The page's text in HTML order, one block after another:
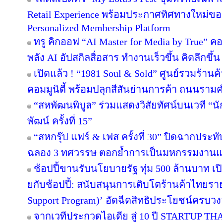
Retail Experience พร้อมประกาศทิศทางใหม่ขอ
Personalized Membership Platform
ทรู คิกออฟ “AI Master for Media by True”
พลัง AI อัปสกิลสื่อสาร ทำงานเร็วขึ้น คิดลึกขึ้
เปิดแล้ว ! “1981 Soul & Sold” ศูนย์รวมร้
คอมมูนิตี้ พร้อมปลุกสีสันย่านการค้า ถนนราม
“สหพัฒนพิบูล” ร่วมแสดงวิสัยทัศน์บนเวที “
พัฒน์ ครั้งที่ 15”
“สหกรุ๊ป แฟร์ & เฟส ครั้งที่ 30” ปิดฉากประ
ฉลอง 3 ทศวรรษ ตอกย้ำการเป็นมหกรรมงา
ช้อปปี้ขานรับนโยบายรัฐ ทุ่ม 500 ล้านบาท เ
ยกับช้อปปี้: สนับสนุนการเติบโตร้านค้าไทยรา
Support Program)’ อัดฉีดสิทธิประโยชน์ครบว
จากเวทีประกวดไอเดีย สู่ 10 ปี STARTUP